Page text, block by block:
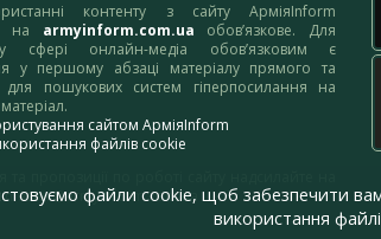
контенту з сайту АрміяInform
на armyinform.com.ua обов’язкове. Для
у сфері онлайн-медіа обов’язковим є
у першому абзаці матеріалу прямого та
для пошукових систем гіперпосилання на
сайтом АрміяInform
файлів cookie
файли cookie, щоб забезпечити
використання